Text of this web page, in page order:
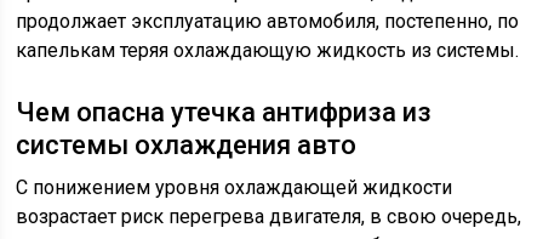
продолжает эксплуатацию автомобиля, постепенно, по
капелькам теряя охлаждающую жидкость из системы.
Чем опасна утечка антифриза из
системы охлаждения авто
С понижением уровня охлаждающей жидкости
возрастает риск перегрева двигателя, в свою очередь,